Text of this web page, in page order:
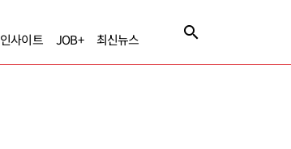
인사이트 JOB+ 최신뉴스